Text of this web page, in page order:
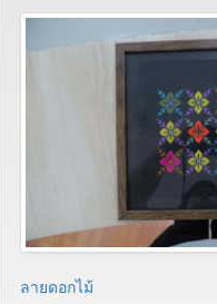
ลายดอกไม้